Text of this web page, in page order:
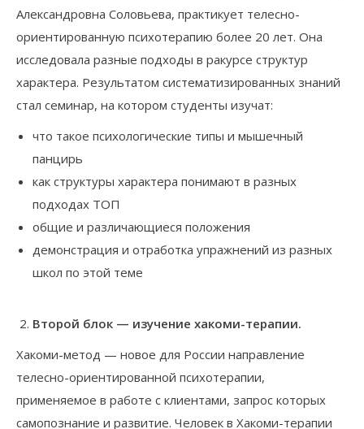
Александровна Соловьева, практикует телесно-
ориентированную психотерапию более 20 лет. Она
исследовала разные подходы в ракурсе структур
характера. Результатом систематизированных знаний
стал семинар, на котором студенты изучат:
что такое психологические типы и мышечный
панцирь
как структуры характера понимают в разных
подходах ТОП
общие и различающиеся положения
демонстрация и отработка упражнений из разных
школ по этой теме
Второй блок — изучение хакоми-терапии.
Хакоми-метод — новое для России направление
телесно-ориентированной психотерапии,
применяемое в работе с клиентами, запрос которых
самопознание и развитие. Человек в Хакоми-терапии